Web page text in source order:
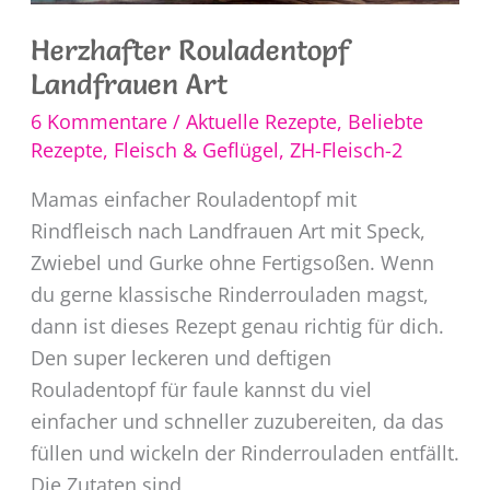
Herzhafter Rouladentopf
Landfrauen Art
6 Kommentare / Aktuelle Rezepte, Beliebte
Rezepte, Fleisch & Geflügel, ZH-Fleisch-2
Mamas einfacher Rouladentopf mit
Rindfleisch nach Landfrauen Art mit Speck,
Zwiebel und Gurke ohne Fertigsoßen. Wenn
du gerne klassische Rinderrouladen magst,
dann ist dieses Rezept genau richtig für dich.
Den super leckeren und deftigen
Rouladentopf für faule kannst du viel
einfacher und schneller zuzubereiten, da das
füllen und wickeln der Rinderrouladen entfällt.